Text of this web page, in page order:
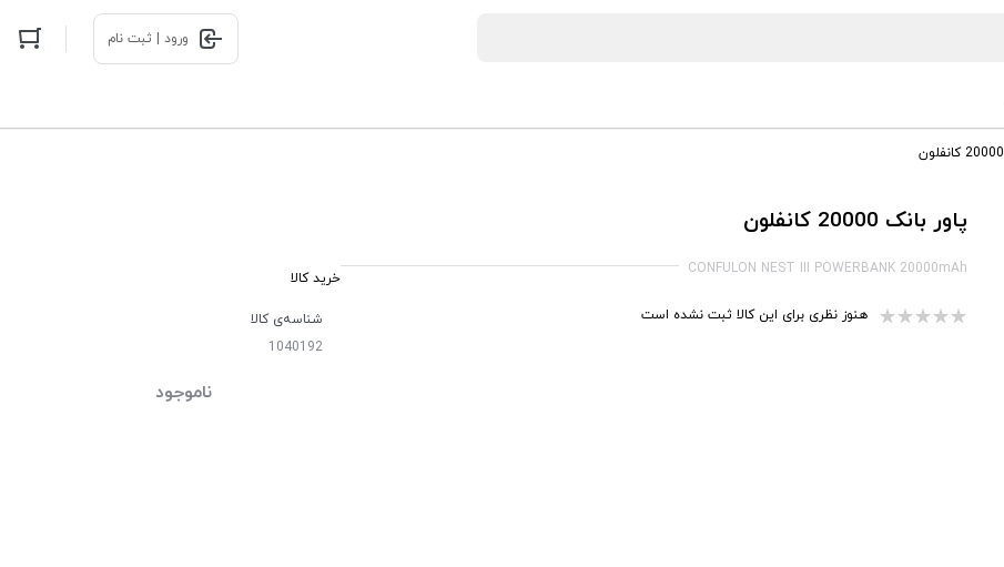
ورود | ثبت نام
پاور بانک 20000 کانفلون
CONFULON NEST III POWERBANK 20000mAh
هنوز نظری برای این کالا ثبت نشده است
خرید کالا
شناسه‌ی کالا
1040192
ناموجود